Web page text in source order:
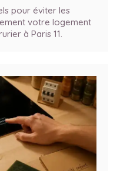
pour éviter les
votre logement
à Paris 11.